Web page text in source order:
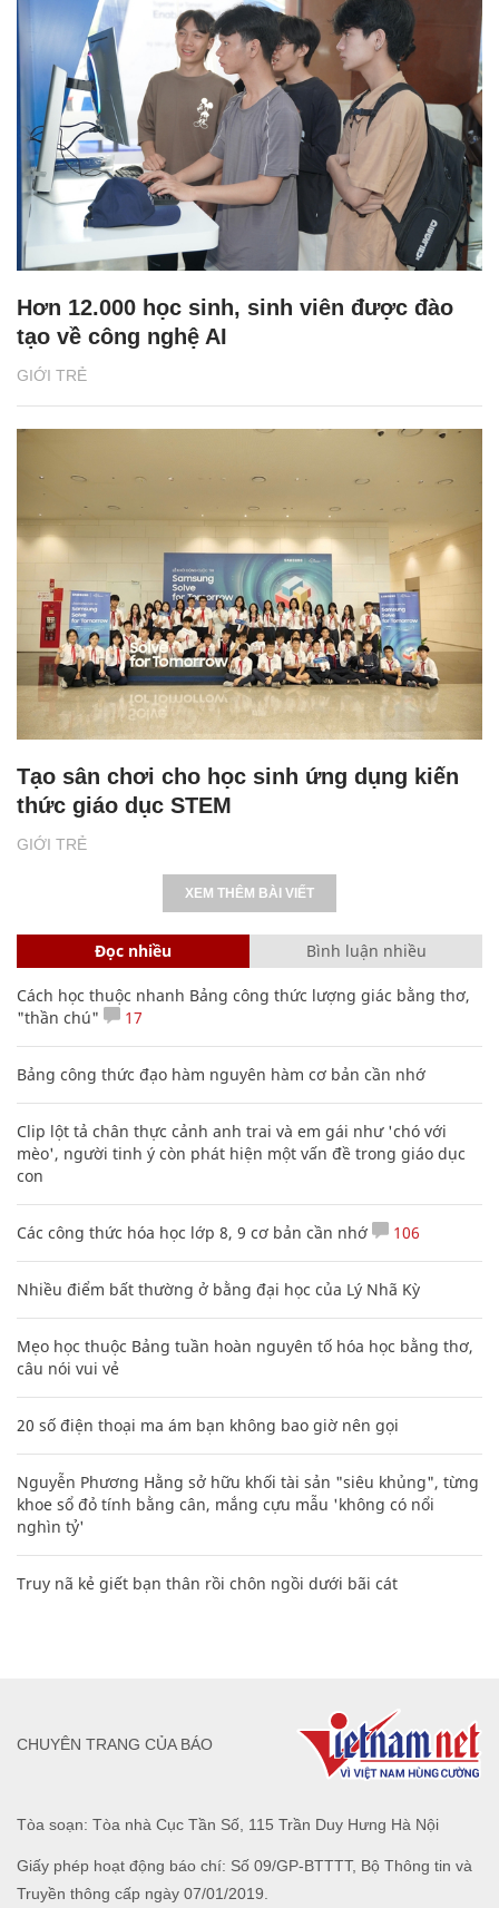
GIỚI TRẺ
Hơn 12.000 học sinh, sinh viên được đào
tạo về công nghệ AI
GIỚI TRẺ
Tạo sân chơi cho học sinh ứng dụng kiến
thức giáo dục STEM
XEM THÊM BÀI VIẾT
Đọc nhiều Bình luận nhiều
Cách học thuộc nhanh Bảng công thức lượng giác bằng thơ,
"thần chú"
17
Bảng công thức đạo hàm nguyên hàm cơ bản cần nhớ
Clip lột tả chân thực cảnh anh trai và em gái như 'chó với
mèo', người tinh ý còn phát hiện một vấn đề trong giáo dục
con
Các công thức hóa học lớp 8, 9 cơ bản cần nhớ 106
Nhiều điểm bất thường ở bằng đại học của Lý Nhã Kỳ
Mẹo học thuộc Bảng tuần hoàn nguyên tố hóa học bằng thơ,
câu nói vui vẻ
20 số điện thoại ma ám bạn không bao giờ nên gọi
Nguyễn Phương Hằng sở hữu khối tài sản "siêu khủng", từng
khoe sổ đỏ tính bằng cân, mắng cựu mẫu 'không có nổi
nghìn tỷ'
Truy nã kẻ giết bạn thân rồi chôn ngồi dưới bãi cát
Tòa soạn: Tòa nhà Cục Tần Số, 115 Trần Duy Hưng Hà Nội
Giấy phép hoạt động báo chí: Số 09/GP-BTTTT, Bộ Thông tin và
Truyền thông cấp ngày 07/01/2019.
CHUYÊN TRANG CỦA BÁO